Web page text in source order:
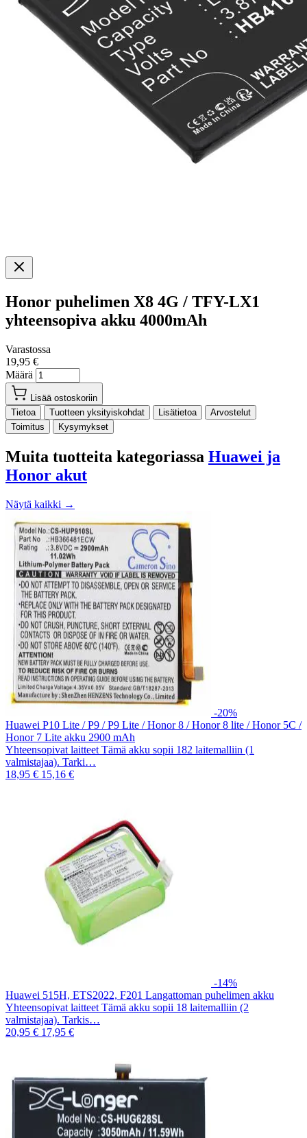
Honor puhelimen X8 4G / TFY-LX1
yhteensopiva akku 4000mAh
Varastossa
19,95 €
Määrä
Lisää ostoskoriin
Tietoa
Tuotteen yksityiskohdat Lisätietoa
Arvostelut
Toimitus
Kysymykset
Muita tuotteita kategoriassa Huawei ja
Honor akut
Näytä kaikki →
-20%
Huawei P10 Lite / P9 / P9 Lite / Honor 8 / Honor 8 lite / Honor 5C /
Honor 7 Lite akku 2900 mAh
Yhteensopivat laitteet Tämä akku sopii 182 laitemalliin (1
valmistajaa). Tarki…
18,95 € 15,16 €
-14%
Huawei 515H, ETS2022, F201 Langattoman puhelimen akku
Yhteensopivat laitteet Tämä akku sopii 18 laitemalliin (2
valmistajaa). Tarkis…
20,95 € 17,95 €